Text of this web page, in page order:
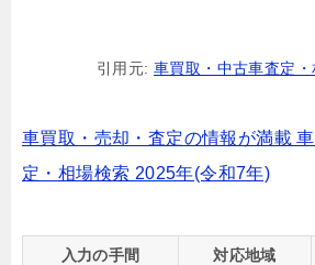
引用元: 車買取・中古車査定
車買取・売却・査定の情報が満載
定・相場検索 2025年(令和7年)
入力の手間 対応地域